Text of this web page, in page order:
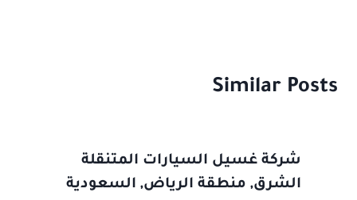
Similar Posts
شركة غسيل السيارات المتنقلة
الشرق, منطقة الرياض, السعودية